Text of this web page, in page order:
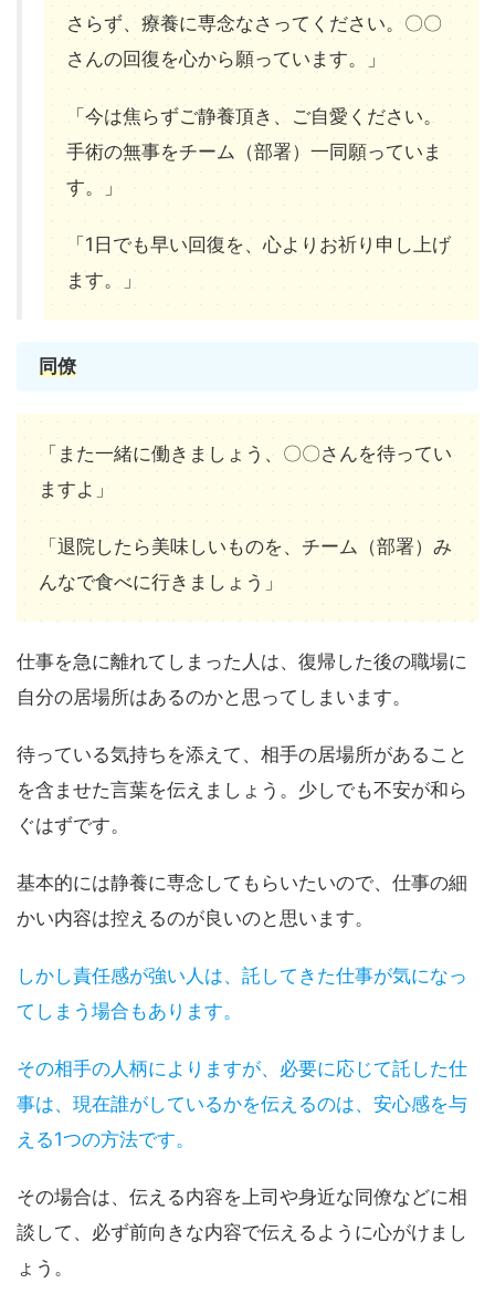
さらず、療養に専念なさってください。〇〇
さんの回復を心から願っています。」
「今は焦らずご静養頂き、ご自愛ください。
手術の無事をチーム（部署）一同願っていま
す。」
「1日でも早い回復を、心よりお祈り申し上げ
ます。」
同僚
「また一緒に働きましょう、〇〇さんを待ってい
ますよ」
「退院したら美味しいものを、チーム（部署）み
んなで食べに行きましょう」
仕事を急に離れてしまった人は、復帰した後の職場に
自分の居場所はあるのかと思ってしまいます。
待っている気持ちを添えて、相手の居場所があること
を含ませた言葉を伝えましょう。少しでも不安が和ら
ぐはずです。
基本的には静養に専念してもらいたいので、仕事の細
かい内容は控えるのが良いのと思います。
しかし責任感が強い人は、託してきた仕事が気になっ
てしまう場合もあります。
その相手の人柄によりますが、必要に応じて託した仕
事は、現在誰がしているかを伝えるのは、安心感を与
える1つの方法です。
その場合は、伝える内容を上司や身近な同僚などに相
談して、必ず前向きな内容で伝えるように心がけまし
ょう。